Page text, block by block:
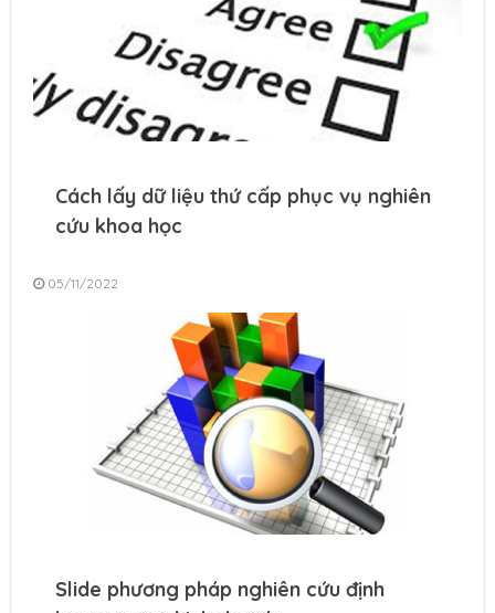
Cách lấy dữ liệu thứ cấp phục vụ nghiên
cứu khoa học
05/11/2022
Slide phương pháp nghiên cứu định